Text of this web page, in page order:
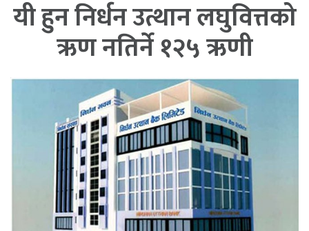
यी हुन निर्धन उत्थान लघुवित्तको
ऋण नतिर्ने १२५ ऋणी